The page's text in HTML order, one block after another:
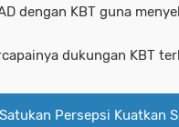
dengan KBT guna
dukungan KBT
Satukan Persepsi Kuatkan